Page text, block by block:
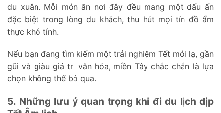
du xuân. Mỗi món ăn nơi đây đều mang một dấu ấn
đặc biệt trong lòng du khách, thu hút mọi tín đồ ẩm
thực khó tính.
Nếu bạn đang tìm kiếm một trải nghiệm Tết mới lạ, gần
gũi và giàu giá trị văn hóa, miền Tây chắc chắn là lựa
chọn không thể bỏ qua.
5. Những lưu ý quan trọng khi đi du lịch dịp